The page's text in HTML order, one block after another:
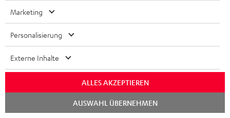
DENON DRA-900H
Receiver der Spitzenklasse mit
145 Watt pro Kanal an 6 Ohm,
USB-Playback sowie weitere
analoge und digitale
Eingänge, 6 HDMI-Eingänge
Letzter niedrigster Preis
899,‐€UVP
34,99€
Marketing
Personalisierung
Externe Inhalte
ALLES AKZEPTIEREN
AUSWAHL ÜBERNEHMEN